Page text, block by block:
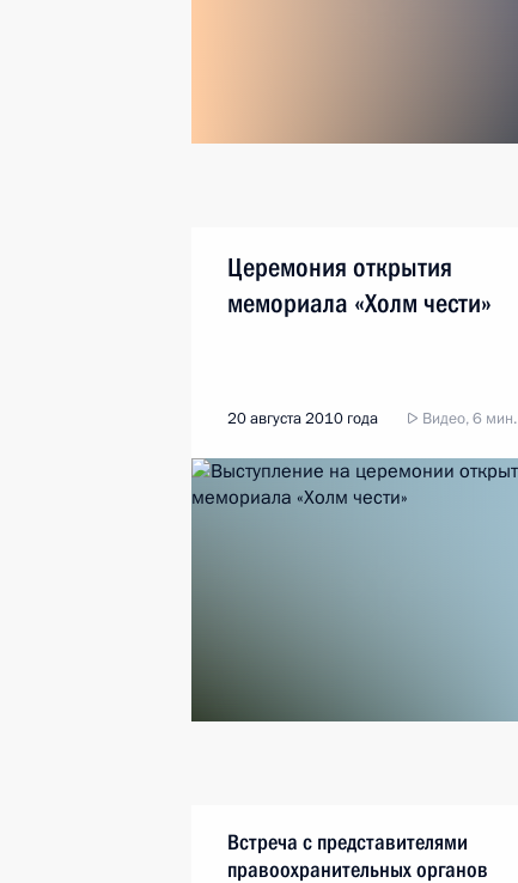
Церемония открытия
мемориала «Холм чести»
20 августа 2010 года Видео, 6 мин.
Встреча с представителями
правоохранительных органов